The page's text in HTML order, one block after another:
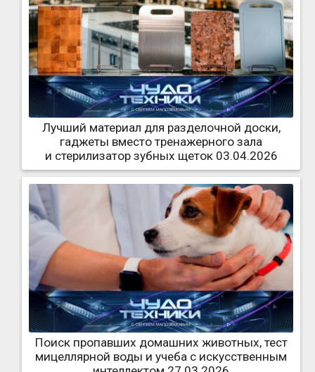
Лучший материал для разделочной доски,
гаджеты вместо тренажерного зала
и стерилизатор зубных щеток 03.04.2026
Поиск пропавших домашних животных, тест
мицеллярной воды и учеба с искусственным